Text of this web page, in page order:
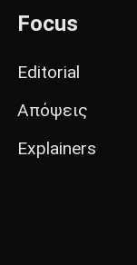
Focus
Editorial
Απόψεις
Explainers